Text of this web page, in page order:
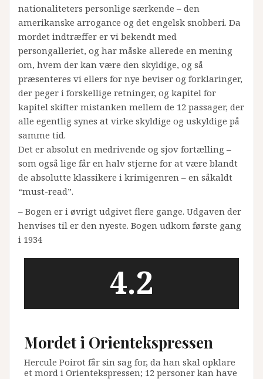
nationaliteters personlige særkende – den
amerikanske arrogance og det engelsk snobberi. Da
mordet indtræffer er vi bekendt med
persongalleriet, og har måske allerede en mening
om, hvem der kan være den skyldige, og så
præsenteres vi ellers for nye beviser og forklaringer,
der peger i forskellige retninger, og kapitel for
kapitel skifter mistanken mellem de 12 passager, der
alle egentlig synes at virke skyldige og uskyldige på
samme tid.
Det er absolut en medrivende og sjov fortælling –
som også lige får en halv stjerne for at være blandt
de absolutte klassikere i krimigenren – en såkaldt
“must-read”.
– Bogen er i øvrigt udgivet flere gange. Udgaven der
henvises til er den nyeste. Bogen udkom første gang
i 1934
4.2
Mordet i Orientekspressen
Hercule Poirot får sin sag for, da han skal opklare
et mord i Orientekspressen; 12 personer kan have